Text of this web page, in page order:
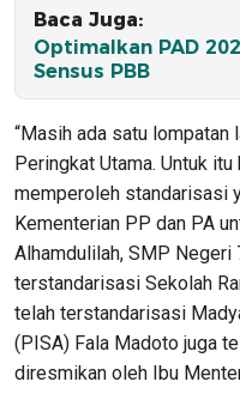
Baca Juga:
Optimalkan PAD
Sensus PBB
“Masih ada satu lompatan
Peringkat Utama. Untuk
memperoleh standarisasi
Kementerian PP dan PA
Alhamdulilah, SMP Negeri
terstandarisasi Sekolah
telah terstandarisasi
(PISA) Fala Madoto juga
diresmikan oleh Ibu